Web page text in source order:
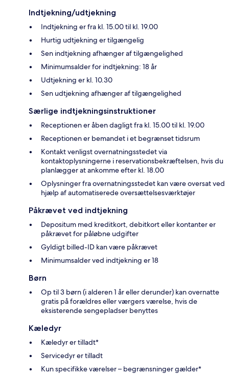
Indtjekning/udtjekning
Indtjekning er fra kl. 15.00 til kl. 19.00
Hurtig udtjekning er tilgængelig
Sen indtjekning afhænger af tilgængelighed
Minimumsalder for indtjekning: 18 år
Udtjekning er kl. 10.30
Sen udtjekning afhænger af tilgængelighed
Særlige indtjekningsinstruktioner
Receptionen er åben dagligt fra kl. 15.00 til kl. 19.00
Receptionen er bemandet i et begrænset tidsrum
Kontakt venligst overnatningsstedet via
kontaktoplysningerne i reservationsbekræftelsen, hvis du
planlægger at ankomme efter kl. 18.00
Oplysninger fra overnatningsstedet kan være oversat ved
hjælp af automatiserede oversættelsesværktøjer
Påkrævet ved indtjekning
Depositum med kreditkort, debitkort eller kontanter er
påkrævet for påløbne udgifter
Gyldigt billed-ID kan være påkrævet
Minimumsalder ved indtjekning er 18
Børn
Op til 3 børn (i alderen 1 år eller derunder) kan overnatte
gratis på forældres eller værgers værelse, hvis de
eksisterende sengepladser benyttes
Kæledyr
Kæledyr er tilladt*
Servicedyr er tilladt
Kun specifikke værelser – begrænsninger gælder*